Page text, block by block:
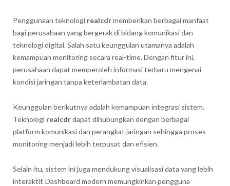
Penggunaan teknologi realcdrmemberikan berbagai manfaat
bagi perusahaan yang bergerak di bidang komunikasi dan
teknologi digital. Salah satu keunggulan utamanya adalah
kemampuan monitoring secara real-time. Dengan fitur ini,
perusahaan dapat memperoleh informasi terbaru mengenai
kondisi jaringan tanpa keterlambatan data.
Keunggulan berikutnya adalah kemampuan integrasi sistem.
Teknologi realcdrdapat dihubungkan dengan berbagai
platform komunikasi dan perangkat jaringan sehingga proses
monitoring menjadi lebih terpusat dan efisien.
Selain itu, sistem ini juga mendukung visualisasi data yang lebih
interaktif. Dashboard modern memungkinkan pengguna